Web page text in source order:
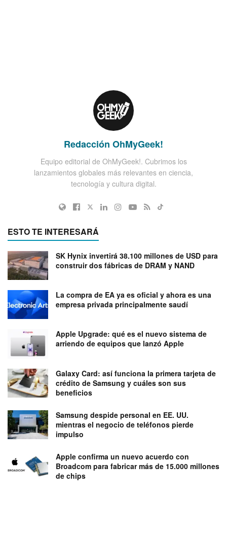
Redacción OhMyGeek!
Equipo editorial de OhMyGeek!. Cubrimos los
lanzamientos globales más relevantes en ciencia,
tecnología y cultura digital.
ESTO TE INTERESARÁ
SK Hynix invertirá 38.100 millones de USD para
construir dos fábricas de DRAM y NAND
La compra de EA ya es oficial y ahora es una
empresa privada principalmente saudí
Apple Upgrade: qué es el nuevo sistema de
arriendo de equipos que lanzó Apple
Galaxy Card: así funciona la primera tarjeta de
crédito de Samsung y cuáles son sus
beneficios
Samsung despide personal en EE. UU.
mientras el negocio de teléfonos pierde
impulso
Apple confirma un nuevo acuerdo con
Broadcom para fabricar más de 15.000 millones
de chips